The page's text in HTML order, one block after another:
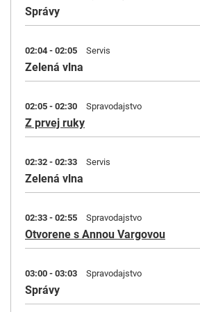
Správy
02:04 - 02:05 Servis
Zelená vlna
02:05 - 02:30 Spravodajstvo
Z prvej ruky
02:32 - 02:33 Servis
Zelená vlna
02:33 - 02:55 Spravodajstvo
Otvorene s Annou Vargovou
03:00 - 03:03 Spravodajstvo
Správy